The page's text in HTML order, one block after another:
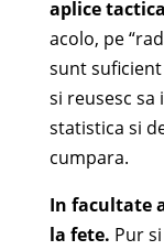
aplice
acolo, pe
sunt
si reusesc sa
statistica si
cumpara.
In facultate
la fete. Pur